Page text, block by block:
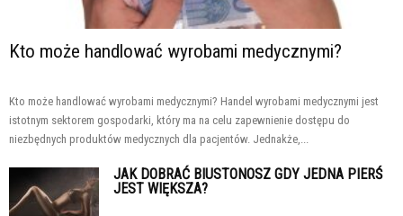
Kto może handlować wyrobami medycznymi?
Kto może handlować wyrobami medycznymi? Handel wyrobami medycznymi jest
istotnym sektorem gospodarki, który ma na celu zapewnienie dostępu do
niezbędnych produktów medycznych dla pacjentów. Jednakże,...
JAK DOBRAĆ BIUSTONOSZ GDY JEDNA PIERŚ
JEST WIĘKSZA?